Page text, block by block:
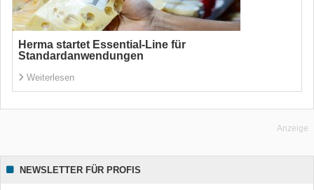
Herma startet Essential-Line für
Standardanwendungen
Weiterlesen
Anzeige
NEWSLETTER FÜR PROFIS